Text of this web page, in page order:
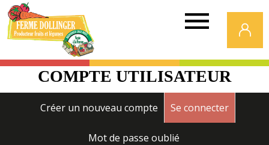
COMPTE UTILISATEUR
Onglets
principaux
Créer un nouveau compte Se connecter(onglet
Mot de passe oublié